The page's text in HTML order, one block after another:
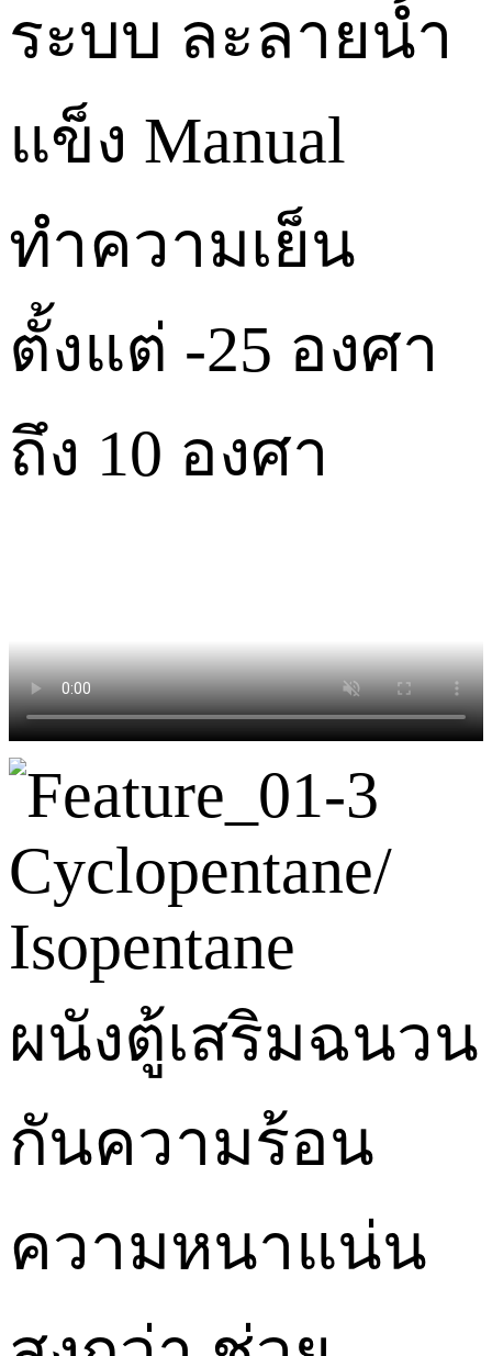
ระบบ ละลายน้ำ
แข็ง Manual
ทำความเย็น
ตั้งแต่ -25 องศา
ถึง 10 องศา
Cyclopentane/
Isopentane
ผนังตู้เสริมฉนวน
กันความร้อน
ความหนาแน่น